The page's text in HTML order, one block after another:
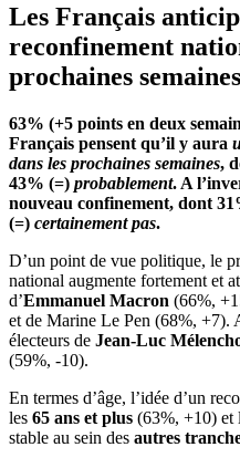
Les Français
reconfinement
prochaines semaines
63% (+5 points en deux
Français pensent qu’il y aura
dans les prochaines semaines,
43% (=) probablement. A
nouveau confinement, dont
(=) certainement pas.
D’un point de vue politique, le
national augmente fortement et
d’Emmanuel Macron (66%,
et de Marine Le Pen (68%, +7).
électeurs de Jean-Luc
(59%, -10).
En termes d’âge, l’idée d’un
les 65 ans et plus (63%, +10) et
stable au sein des autres